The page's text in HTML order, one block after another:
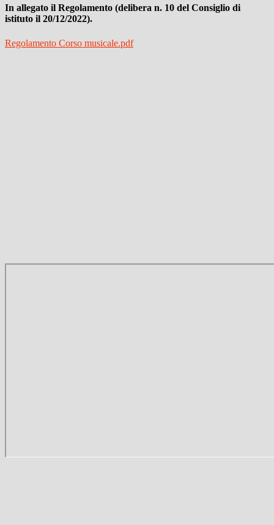
In allegato il Regolamento (delibera n. 10 del Consiglio di
istituto il 20/12/2022).
Regolamento Corso musicale.pdf